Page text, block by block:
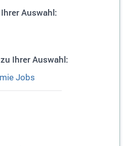
Auswahl:
zu Ihrer Auswahl:
Jobs